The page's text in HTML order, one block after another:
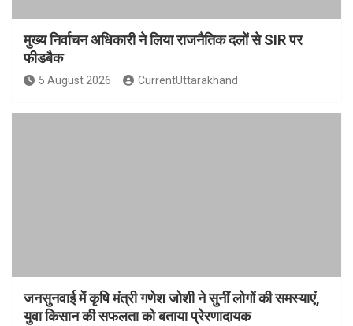
मुख्य निर्वाचन अधिकारी ने लिया राजनैतिक दलों से SIR पर
फीडबैक
5 August 2026 CurrentUttarakhand
जनसुनवाई में कृषि मंत्री गणेश जोशी ने सुनीं लोगों की समस्याएं,
युवा किसान की सफलता को बताया प्रेरणादायक